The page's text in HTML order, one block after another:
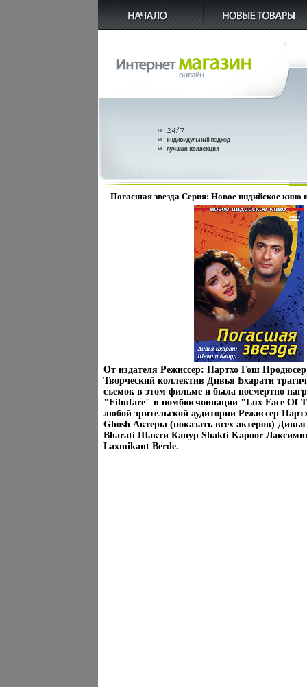
Погасшая звезда Серия: Новое индийское кино
От издателя Режиссер: Партхо Гош
Творческий коллектив Дивья Бхарати
съемок в этом фильме и была посмертно
"Filmfare" в номбюсчоинации "Lux Face Of
любой зрительской аудитории Режиссер
Ghosh Актеры (показать всех актеров)
Bharati Шакти Капур Shakti Kapoor
Laxmikant Berde.